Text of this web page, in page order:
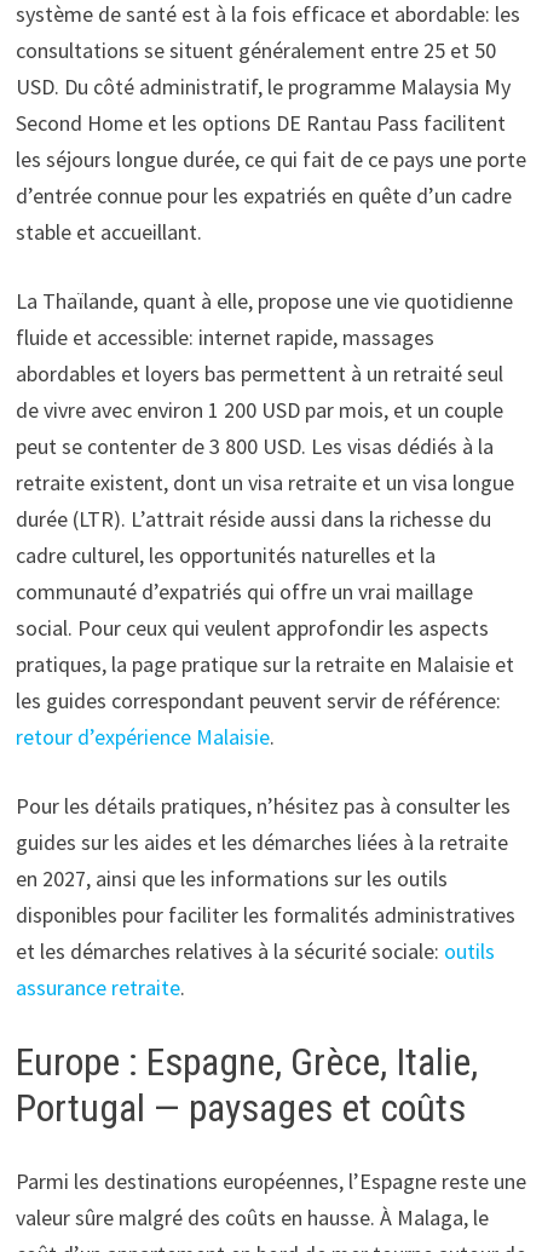
système de santé est à la fois efficace et abordable: les
consultations se situent généralement entre 25 et 50
USD. Du côté administratif, le programme Malaysia My
Second Home et les options DE Rantau Pass facilitent
les séjours longue durée, ce qui fait de ce pays une porte
d’entrée connue pour les expatriés en quête d’un cadre
stable et accueillant.
La Thaïlande, quant à elle, propose une vie quotidienne
fluide et accessible: internet rapide, massages
abordables et loyers bas permettent à un retraité seul
de vivre avec environ 1 200 USD par mois, et un couple
peut se contenter de 3 800 USD. Les visas dédiés à la
retraite existent, dont un visa retraite et un visa longue
durée (LTR). L’attrait réside aussi dans la richesse du
cadre culturel, les opportunités naturelles et la
communauté d’expatriés qui offre un vrai maillage
social. Pour ceux qui veulent approfondir les aspects
pratiques, la page pratique sur la retraite en Malaisie et
les guides correspondant peuvent servir de référence:
retour d’expérience Malaisie.
Pour les détails pratiques, n’hésitez pas à consulter les
guides sur les aides et les démarches liées à la retraite
en 2027, ainsi que les informations sur les outils
disponibles pour faciliter les formalités administratives
et les démarches relatives à la sécurité sociale: outils
assurance retraite.
Europe : Espagne, Grèce, Italie,
Portugal — paysages et coûts
Parmi les destinations européennes, l’Espagne reste une
valeur sûre malgré des coûts en hausse. À Malaga, le